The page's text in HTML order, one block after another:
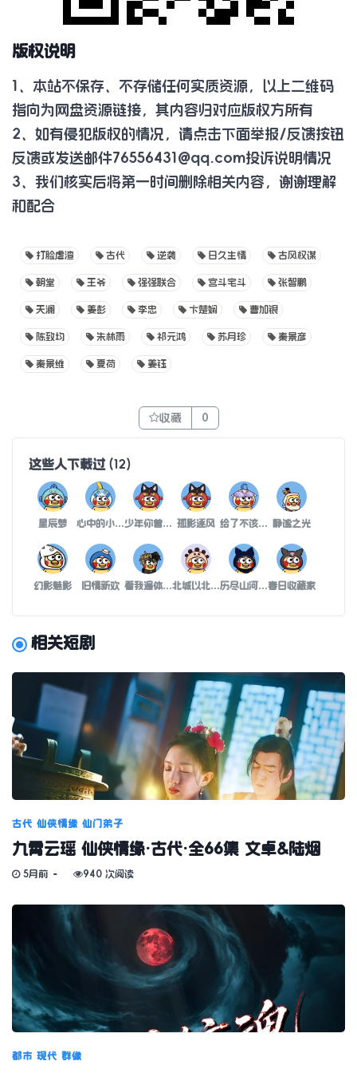
版权说明
1、本站不保存、不存储任何实质资源，以上二维码
指向为网盘资源链接，其内容归对应版权方所有
2、如有侵犯版权的情况，请点击下面举报/反馈按钮
反馈或发送邮件76556431@qq.com投诉说明情况
3、我们核实后将第一时间删除相关内容，谢谢理解
和配合
打脸虐渣 古代 逆袭 日久生情 古风权谋
朝堂 王爷 强强联合 宫斗宅斗 张智鹏
天澜 姜彭 李忠 卞楚娴 曹加银
陈致均 朱林雨 祁元鸿 苏月珍 秦景彦
秦景维 夏荷 姜钰
收藏 0
这些人下载过(12)
星辰梦 心中的小鹿已撞死 少年你曾是我的命 孤影逐风 给了不该给的柔情 静谧之光
幻影魅影 旧情新欢 看我遍体鳞伤是有多爽 北城以北安静的夜 历尽山河走向你春日收藏家
相关短剧
古代 仙侠情缘 仙门弟子
九霄云瑶 仙侠情缘·古代·全66集 文卓&陆烟
5月前 940 次阅读
都市 现代 群像